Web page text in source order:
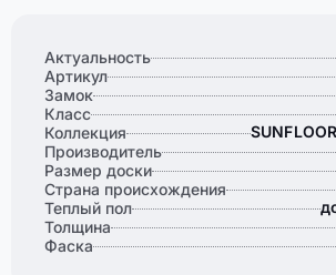
Актуальность
Артикул
Замок
Класс
Коллекция
Производитель
Размер доски
Страна происхождения
Теплый пол
Толщина
Фаска